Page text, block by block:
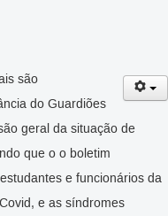
são
do Guardiões
geral da situação de
que o o boletim
e funcionários da
e as síndromes